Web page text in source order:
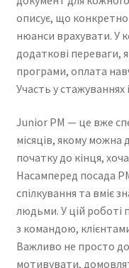
описує, що конкретно
нюанси врахувати. У
додаткові переваги,
програми, оплата
Участь у
Junior PM — це вже
місяців, якому можна
початку до кінця,
Насамперед посада
спілкування та вміє
людьми. У цій роботі
з командою,
Важливо не просто
мотивувати,